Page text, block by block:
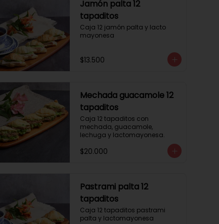
Jamón palta 12
tapaditos
Caja 12 jamón palta y lacto
mayonesa
$13.500
Mechada guacamole 12
tapaditos
Caja 12 tapaditos con
mechada, guacamole,
lechuga y lactomayonesa.
$20.000
Pastrami palta 12
tapaditos
Caja 12 tapaditos pastrami
palta y lactomayonesa